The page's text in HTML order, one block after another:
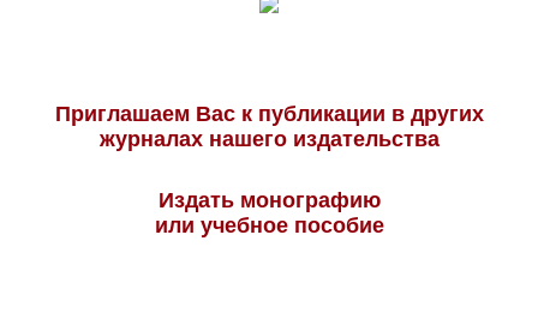
Приглашаем Вас к публикации в других
журналах нашего издательства
Издать монографию
или учебное пособие